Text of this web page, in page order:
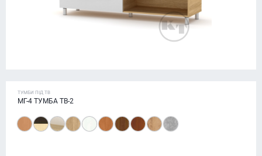
ТУМБИ ПІД ТВ
МГ-4 ТУМБА ТВ-2